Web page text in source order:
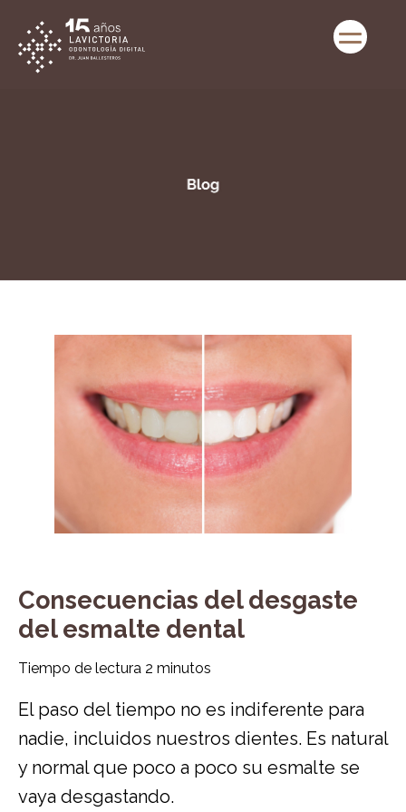
Consecuencias del desgaste
del esmalte dental
Tiempo de lectura 2 minutos
El paso del tiempo no es indiferente para
nadie, incluidos nuestros dientes. Es natural
y normal que poco a poco su esmalte se
vaya desgastando.